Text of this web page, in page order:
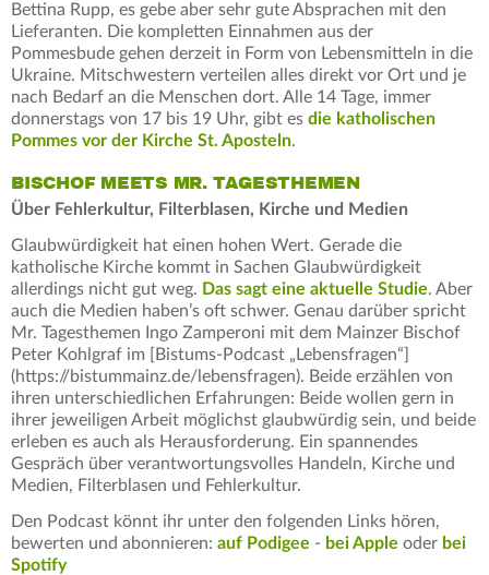
Bettina Rupp, es gebe aber sehr gute Absprachen mit den
Lieferanten. Die kompletten Einnahmen aus der
Pommesbude gehen derzeit in Form von Lebensmitteln in die
Ukraine. Mitschwestern verteilen alles direkt vor Ort und je
nach Bedarf an die Menschen dort. Alle 14 Tage, immer
donnerstags von 17 bis 19 Uhr, gibt es die katholischen
Pommes vor der Kirche St. Aposteln.
BISCHOF MEETS MR. TAGESTHEMEN
Über Fehlerkultur, Filterblasen, Kirche und Medien
Glaubwürdigkeit hat einen hohen Wert. Gerade die
katholische Kirche kommt in Sachen Glaubwürdigkeit
allerdings nicht gut weg. Das sagt eine aktuelle Studie. Aber
auch die Medien haben’s oft schwer. Genau darüber spricht
Mr. Tagesthemen Ingo Zamperoni mit dem Mainzer Bischof
Peter Kohlgraf im [Bistums-Podcast „Lebensfragen“]
(https://bistummainz.de/lebensfragen). Beide erzählen von
ihren unterschiedlichen Erfahrungen: Beide wollen gern in
ihrer jeweiligen Arbeit möglichst glaubwürdig sein, und beide
erleben es auch als Herausforderung. Ein spannendes
Gespräch über verantwortungsvolles Handeln, Kirche und
Medien, Filterblasen und Fehlerkultur.
Den Podcast könnt ihr unter den folgenden Links hören,
bewerten und abonnieren: auf Podigee - bei Apple oder bei
Spotify